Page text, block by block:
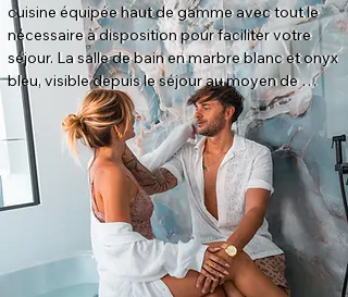
cuisine équipée haut de gamme avec tout le
nécessaire à disposition pour faciliter votre
séjour. La salle de bain en marbre blanc et onyx
bleu, visible depuis le séjour au moyen de
grandes verrières, offre un Spa multi-jets à led,
une grande douche à l'italienne et une double
vasque. Les toilettes sont indépendantes. La
chambre, équipée d’un lit King-size (180x200
cm), d’une TV Q-led 140 cm et d’une cheminée
led dernière génération, vous permettra de
passer une nuit extraordinaire dans un cadre
élégant et romantique. La suite est également
dotée d'une terrasse privée sur laquelle vous